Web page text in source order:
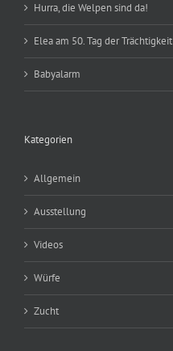
Hurra, die Welpen sind da!
Elea am 50. Tag der Trächtigkeit
Babyalarm
Kategorien
Allgemein
Ausstellung
Videos
Würfe
Zucht